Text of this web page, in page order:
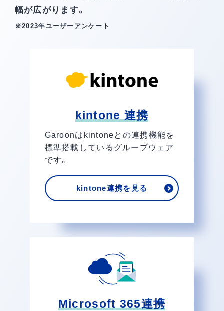
幅が広がります。
※2023年ユーザーアンケート
kintone 連携
Garoonはkintoneとの連携機能を
標準搭載しているグループウェア
です。
kintone連携を見る
Microsoft 365連携